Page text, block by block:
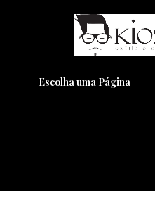
Escolha uma Página
Pensando